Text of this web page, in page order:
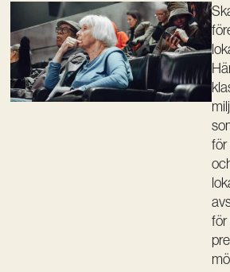
A HouseSlaktis
A HouseSlussen
A HouseSickla
A HouseHagastaden
för
för